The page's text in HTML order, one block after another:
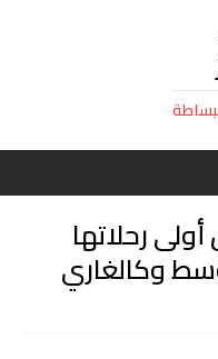
رحلاتها
وكالغاري